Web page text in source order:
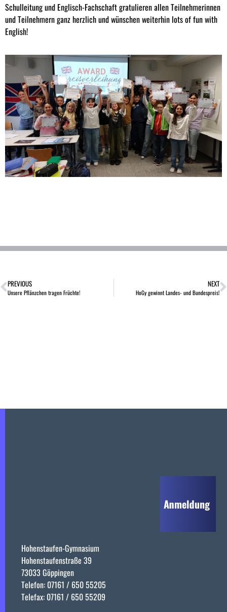
Schulleitung und Englisch-Fachschaft gratulieren allen Teilnehmerinnen
und Teilnehmern ganz herzlich und wünschen weiterhin lots of fun with
English!
PREVIOUS
Unsere Pflänzchen tragen Früchte!
NEXT
HoGy gewinnt Landes- und Bundespreis!
Hohenstaufen-Gymnasium
Hohenstaufenstraße 39
73033 Göppingen
Telefon: 07161 / 650 55205
Telefax: 07161 / 650 55209